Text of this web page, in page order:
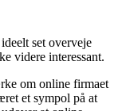
set overveje
videre interessant.
om online firmaet
et sympol på at